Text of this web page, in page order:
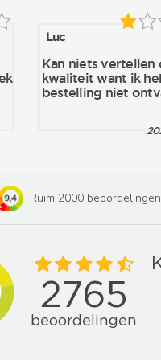
Ruim 2000 beoordelingen